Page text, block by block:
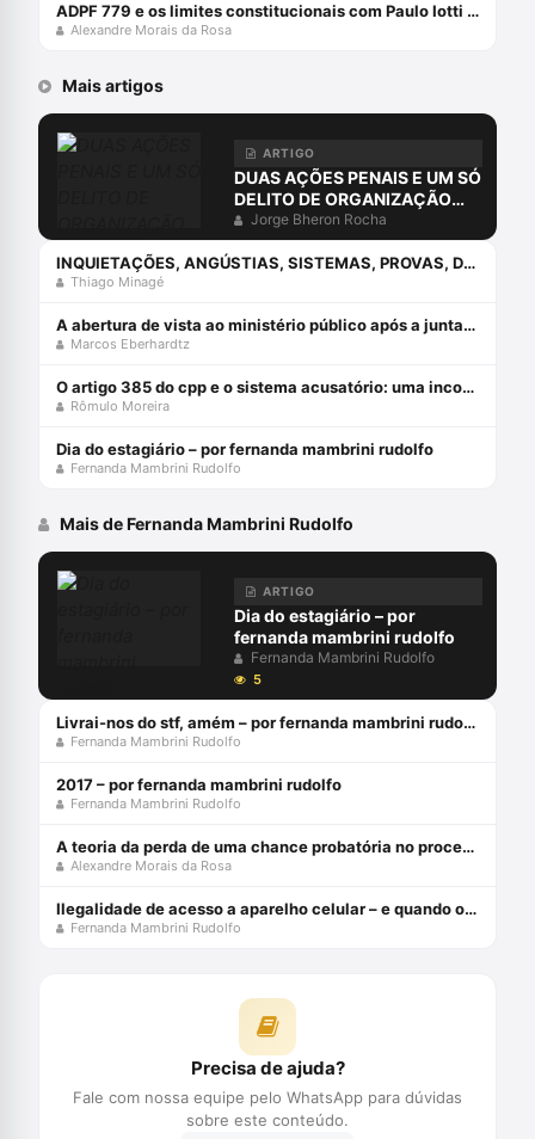
ADPF 779 e os limites constitucionais com Paulo Iotti e Alexandre Morais da Rosa
Alexandre Morais da Rosa
Mais artigos
ARTIGO
DUAS AÇÕES PENAIS E UM SÓ
DELITO DE ORGANIZAÇÃO
CRIMINOSA?
Jorge Bheron Rocha
INQUIETAÇÕES, ANGÚSTIAS, SISTEMAS, PROVAS, DIREITO E O ERRO DA COMPREENSÃO JURÍDICA ESTUDANDO APENAS O DIREITO.
Thiago Minagé
A abertura de vista ao ministério público após a juntada da resposta à acusação
Marcos Eberhardtz
O artigo 385 do cpp e o sistema acusatório: uma incompatiblidade com a constituição federal
Rômulo Moreira
Dia do estagiário – por fernanda mambrini rudolfo
Fernanda Mambrini Rudolfo
Mais de Fernanda Mambrini Rudolfo
ARTIGO
Dia do estagiário – por
fernanda mambrini rudolfo
Fernanda Mambrini Rudolfo
5
Livrai-nos do stf, amém – por fernanda mambrini rudolfo
Fernanda Mambrini Rudolfo
2017 – por fernanda mambrini rudolfo
Fernanda Mambrini Rudolfo
A teoria da perda de uma chance probatória no processo penal - julho 2024
Alexandre Morais da Rosa
Ilegalidade de acesso a aparelho celular – e quando o dono “fornece” a senha?
Fernanda Mambrini Rudolfo
Precisa de ajuda?
Fale com nossa equipe pelo WhatsApp para dúvidas
sobre este conteúdo.